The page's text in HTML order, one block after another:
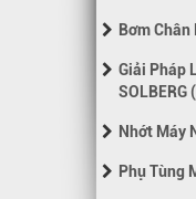
Bơm
Giải Pháp
SOLBERG
Nhớt Máy
Phụ Tùng